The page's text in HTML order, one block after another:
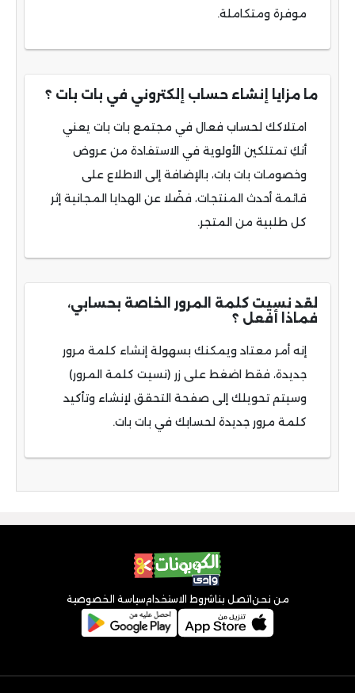
موفرة ومتكاملة.
ما مزايا إنشاء حساب إلكتروني في بات بات ؟
امتلاكك لحساب فعال في مجتمع بات بات يعني
أنكِ تمتلكين الأولوية في الاستفادة من عروض
وخصومات بات بات، بالإضافة إلى الاطلاع على
قائمة أحدث المنتجات، فضًلا عن الهدايا المجانية إثر
كل طلبية من المتجر.
لقد نسيت كلمة المرور الخاصة بحسابي،
فماذا أفعل ؟
إنه أمر معتاد ويمكنك بسهولة إنشاء كلمة مرور
جديدة، فقط اضغط على زر (نسيت كلمة المرور)
وسيتم تحويلك إلى صفحة التحقق لإنشاء وتأكيد
كلمة مرور جديدة لحسابك في بات بات.
من نحن اتصل بنا شروط الاستخدامسياسة الخصوصية